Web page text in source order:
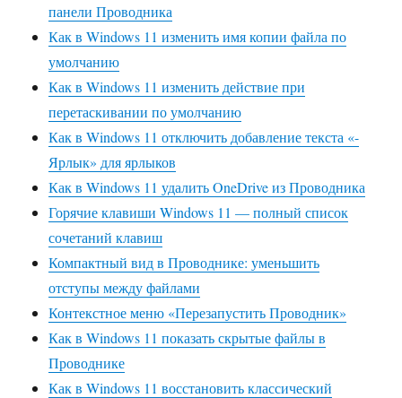
панели Проводника
Как в Windows 11 изменить имя копии файла по
умолчанию
Как в Windows 11 изменить действие при
перетаскивании по умолчанию
Как в Windows 11 отключить добавление текста «-
Ярлык» для ярлыков
Как в Windows 11 удалить OneDrive из Проводника
Горячие клавиши Windows 11 — полный список
сочетаний клавиш
Компактный вид в Проводнике: уменьшить
отступы между файлами
Контекстное меню «Перезапустить Проводник»
Как в Windows 11 показать скрытые файлы в
Проводнике
Как в Windows 11 восстановить классический